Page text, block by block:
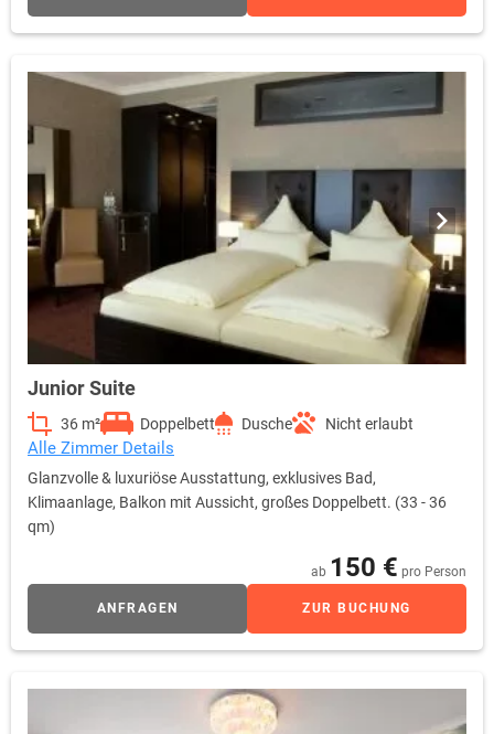
Junior Suite
36 m² Doppelbett Dusche Nicht erlaubt
Alle Zimmer Details
Glanzvolle & luxuriöse Ausstattung, exklusives Bad,
Klimaanlage, Balkon mit Aussicht, großes Doppelbett. (33 - 36
qm)
ab 150 € pro Person
ANFRAGEN ZUR BUCHUNG